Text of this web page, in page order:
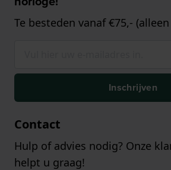
Te besteden vanaf €75,-
Inschrijven
Contact
Hulp of advies nodig? Onze
helpt u graag!